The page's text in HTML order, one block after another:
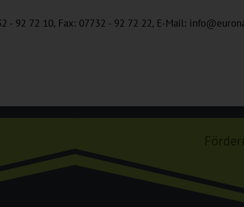
- 92 72 10, Fax: 07732 - 92 72 22, E-Mail: